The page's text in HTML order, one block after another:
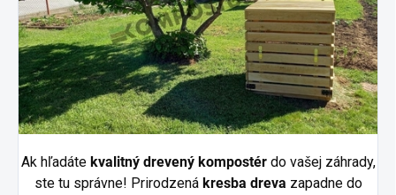
Ak hľadáte kvalitný drevený kompostérdo vašej záhrady,
ste tu správne! Prirodzená kresba dreva zapadne do